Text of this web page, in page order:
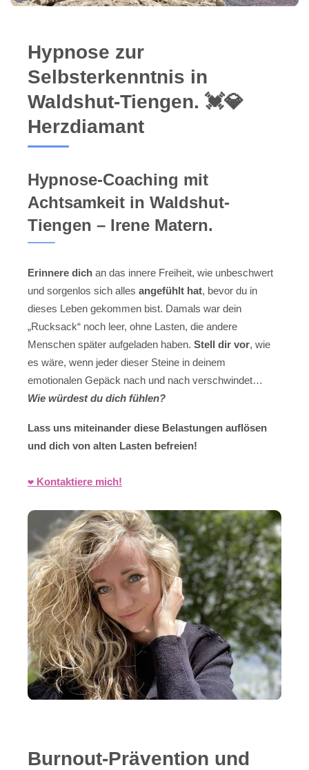
Hypnose zur
Selbsterkenntnis in
Waldshut-Tiengen. 💓️💎
Herzdiamant
Hypnose-Coaching mit
Achtsamkeit in Waldshut-
Tiengen – Irene Matern.
Erinnere dich an das innere Freiheit, wie unbeschwert
und sorgenlos sich alles angefühlt hat, bevor du in
dieses Leben gekommen bist. Damals war dein
„Rucksack“ noch leer, ohne Lasten, die andere
Menschen später aufgeladen haben. Stell dir vor, wie
es wäre, wenn jeder dieser Steine in deinem
emotionalen Gepäck nach und nach verschwindet…
Wie würdest du dich fühlen?
Lass uns miteinander diese Belastungen auflösen
und dich von alten Lasten befreien!
❤️ Kontaktiere mich!
Burnout-Prävention und